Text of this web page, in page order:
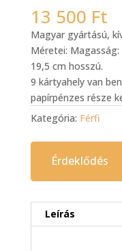
13 500 Ft
Magyar gyártású,
Méretei:
19,5 cm hosszú.
9 kártyahely van
papírpénzes része
Kategória: Férfi
Érdeklődés
Leírás